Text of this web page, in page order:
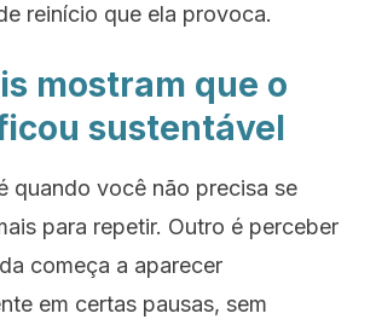
reinício que ela provoca.
mostram que o
sustentável
quando você não precisa se
para repetir. Outro é perceber
começa a aparecer
em certas pausas, sem